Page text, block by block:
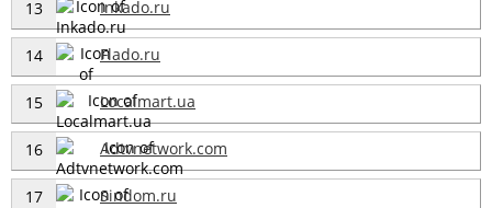
13 Inkado.ru
14 Flado.ru
15 Localmart.ua
16 Adtvnetwork.com
17 Sindom.ru